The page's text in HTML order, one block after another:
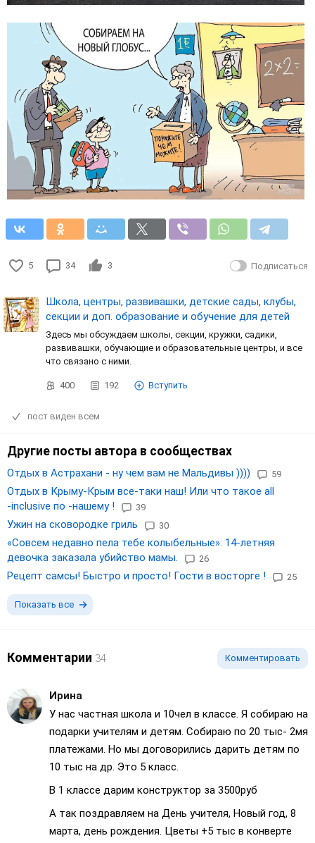
5 34 3 Подписаться
Школа, центры, развивашки, детские сады, клубы,
секции и доп. образование и обучение для детей
Здесь мы обсуждаем школы, секции, кружки, садики,
развивашки, обучающие и образовательные центры, и все
что связано с ними.
400 192 Вступить
пост виден всем
Другие посты автора в сообществах
Отдых в Астрахани - ну чем вам не Мальдивы )))) 59
Отдых в Крыму-Крым все-таки наш! Или что такое all
-inclusive по -нашему !
39
Ужин на сковородке гриль 30
«Совсем недавно пела тебе колыбельные»: 14-летняя
девочка заказала убийство мамы.
26
Рецепт самсы! Быстро и просто! Гости в восторге ! 25
Показать все
Комментарии 34 Комментировать
Ирина
У нас частная школа и 10чел в классе. Я собираю на
подарки учителям и детям. Собираю по 20 тыс- 2мя
платежами. Но мы договорились дарить детям по
10 тыс на др. Это 5 класс.
В 1 классе дарим конструктор за 3500руб
А так поздравляем на День учителя, Новый год, 8
марта, день рождения. Цветы +5 тыс в конверте